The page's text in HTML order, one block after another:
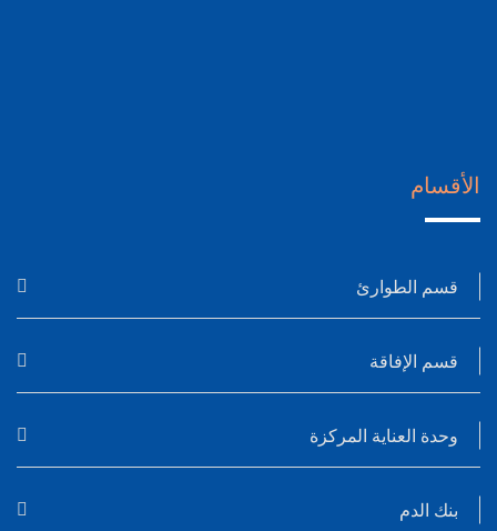
الأقسام
قسم الطوارئ
قسم الإفاقة
وحدة العناية المركزة
بنك الدم